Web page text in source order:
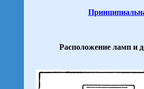
Расположение ламп и